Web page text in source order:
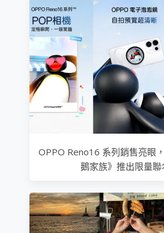
OPPO Reno16 系列銷售亮眼
鵝家族》推出限量聯